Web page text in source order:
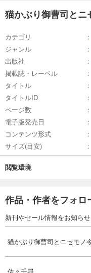
猫かぶり御曹司と
カテゴリ
ジャンル
出版社
掲載誌・レーベル
タイトル
タイトルID
ページ数
電子版発売日
コンテンツ形式
サイズ(目安)
閲覧環境
作品・作者をフォロ
新刊やセール情報をお知らせ
猫かぶり御曹司とニセモノ